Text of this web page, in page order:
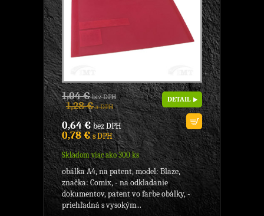
1,04 €bez DPH
1,28 €s DPH
0,64 €bez DPH
0,78 €s DPH
Skladom viac ako 300 ks
DETAIL
obálka A4, na patent, model: Blaze,
značka: Comix, - na odkladanie
dokumentov, patent vo farbe obálky, -
priehľadná s vysokým...